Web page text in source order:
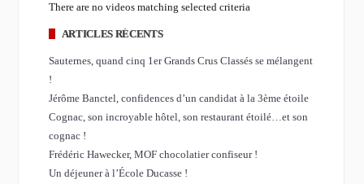
There are no videos matching selected criteria
ARTICLES RÉCENTS
Sauternes, quand cinq 1er Grands Crus Classés se mélangent
!
Jérôme Banctel, confidences d’un candidat à la 3ème étoile
Cognac, son incroyable hôtel, son restaurant étoilé…et son
cognac !
Frédéric Hawecker, MOF chocolatier confiseur !
Un déjeuner à l’École Ducasse !